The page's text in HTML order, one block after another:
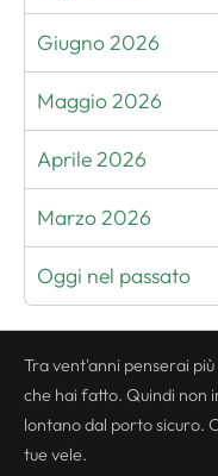
Giugno 2026
Maggio 2026
Aprile 2026
Marzo 2026
Oggi nel passato
Tra vent'anni penserai
che hai fatto. Quindi non
lontano dal porto sicuro.
tue vele.